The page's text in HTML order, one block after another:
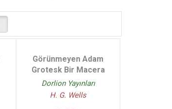
Görünmeyen Adam
Grotesk Bir Macera
Dorlion Yayınları
H. G. Wells